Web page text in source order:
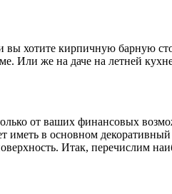
хотите кирпичную барную
Или же на даче на летней
от ваших финансовых
в основном декоративный
Итак, перечислим